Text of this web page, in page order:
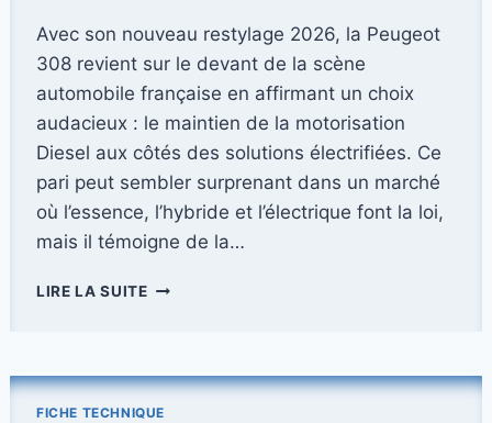
Avec son nouveau restylage 2026, la Peugeot
308 revient sur le devant de la scène
automobile française en affirmant un choix
audacieux : le maintien de la motorisation
Diesel aux côtés des solutions électrifiées. Ce
pari peut sembler surprenant dans un marché
où l’essence, l’hybride et l’électrique font la loi,
mais il témoigne de la…
LIRE LA SUITEPEUGEOT
:
FICHE TECHNIQUE